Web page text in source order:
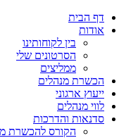
דף הבית
אודות
בין לקוחותינו
הסרטונים שלי
ממליצים
הכשרת מנהלים
ייעוץ ארגוני
לווי מנהלים
סדנאות והדרכות
הקורס להכשרת